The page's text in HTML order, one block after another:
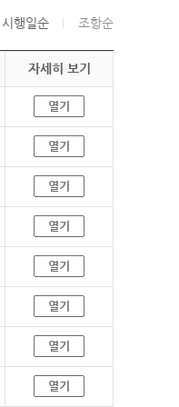
시행일순 조항순
자세히 보기
열기
열기
열기
열기
열기
열기
열기
열기